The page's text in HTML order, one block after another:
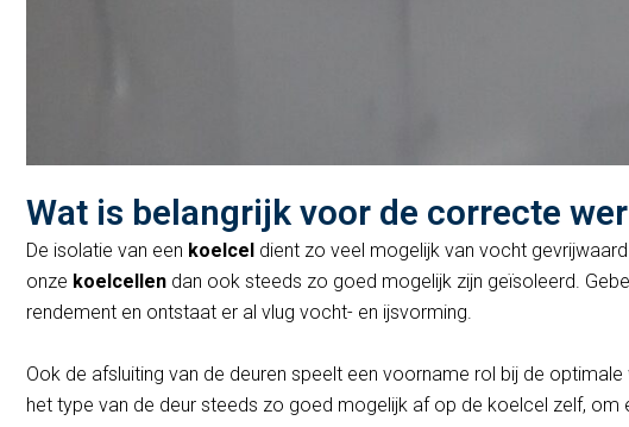
Wat is belangrijk voor de correcte
De isolatie van een koelcel dient zo veel mogelijk van vocht
onze koelcellen dan ook steeds zo goed mogelijk zijn geïsoleerd.
rendement en ontstaat er al vlug vocht- en ijsvorming.
Ook de afsluiting van de deuren speelt een voorname rol bij de
het type van de deur steeds zo goed mogelijk af op de koelcel zelf, om